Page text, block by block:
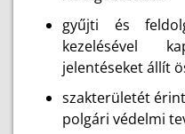
gyűjti és
kezelésével
jelentéseket állít
szakterületét
polgári védelmi